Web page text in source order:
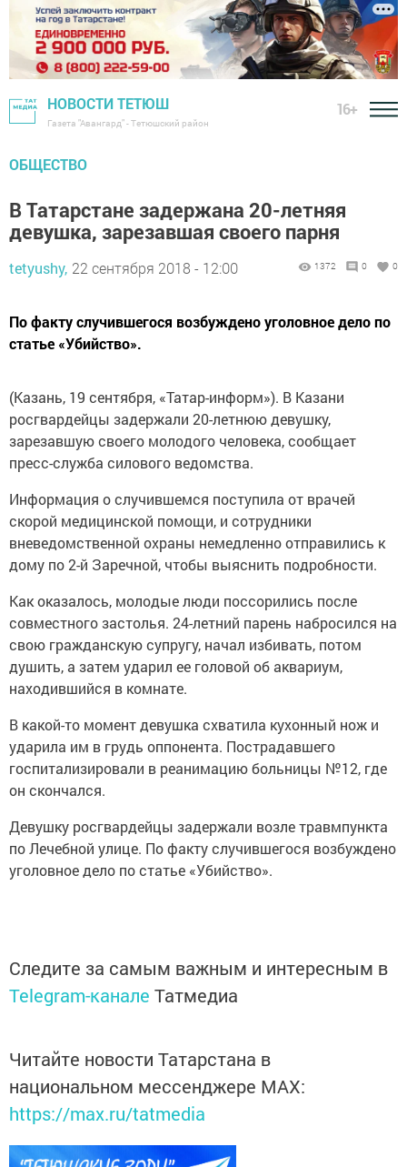
НОВОСТИ ТЕТЮШ
Газета "Авангард" - Тетюшский район
16+
ОБЩЕСТВО
В Татарстане задержана 20-летняя
девушка, зарезавшая своего парня
tetyushy, 22 сентября 2018 - 12:00 1372 0 0
По факту случившегося возбуждено уголовное дело по
статье «Убийство».
(Казань, 19 сентября, «Татар-информ»). В Казани
росгвардейцы задержали 20-летнюю девушку,
зарезавшую своего молодого человека, сообщает
пресс-служба силового ведомства.
Информация о случившемся поступила от врачей
скорой медицинской помощи, и сотрудники
вневедомственной охраны немедленно отправились к
дому по 2-й Заречной, чтобы выяснить подробности.
Как оказалось, молодые люди поссорились после
совместного застолья. 24-летний парень набросился на
свою гражданскую супругу, начал избивать, потом
душить, а затем ударил ее головой об аквариум,
находившийся в комнате.
В какой-то момент девушка схватила кухонный нож и
ударила им в грудь оппонента. Пострадавшего
госпитализировали в реанимацию больницы №12, где
он скончался.
Девушку росгвардейцы задержали возле травмпункта
по Лечебной улице. По факту случившегося возбуждено
уголовное дело по статье «Убийство».
Следите за самым важным и интересным в
Telegram-канале Татмедиа
Читайте новости Татарстана в
национальном мессенджере MАХ:
https://max.ru/tatmedia